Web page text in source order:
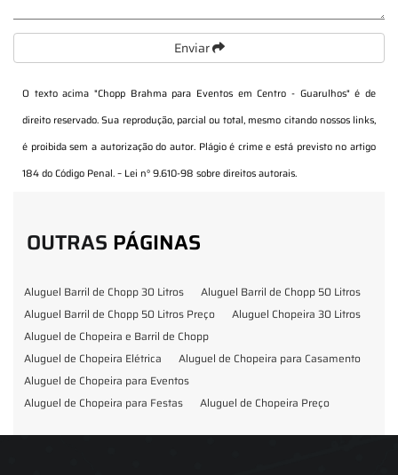
Enviar
O texto acima "Chopp Brahma para Eventos em Centro - Guarulhos" é de
direito reservado. Sua reprodução, parcial ou total, mesmo citando nossos links,
é proibida sem a autorização do autor. Plágio é crime e está previsto no artigo
184 do Código Penal. – Lei n° 9.610-98 sobre direitos autorais.
OUTRAS PÁGINAS
Aluguel Barril de Chopp 30 Litros
Aluguel Barril de Chopp 50 Litros
Aluguel Barril de Chopp 50 Litros Preço
Aluguel Chopeira 30 Litros
Aluguel de Chopeira e Barril de Chopp
Aluguel de Chopeira Elétrica
Aluguel de Chopeira para Casamento
Aluguel de Chopeira para Eventos
Aluguel de Chopeira para Festas
Aluguel de Chopeira Preço